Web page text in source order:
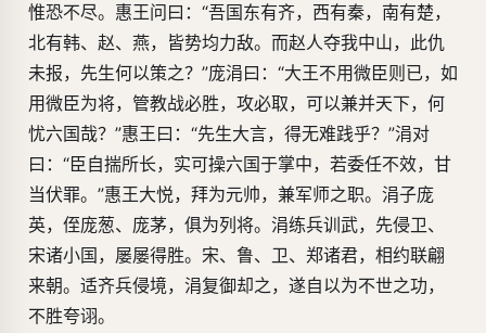
惟恐不尽。惠王问曰：“吾国东有齐，西有秦，南有楚，
北有韩、赵、燕，皆势均力敌。而赵人夺我中山，此仇
未报，先生何以策之？”庞涓曰：“大王不用微臣则已，如
用微臣为将，管教战必胜，攻必取，可以兼并天下，何
忧六国哉？”惠王曰：“先生大言，得无难践乎？”涓对
曰：“臣自揣所长，实可操六国于掌中，若委任不效，甘
当伏罪。”惠王大悦，拜为元帅，兼军师之职。涓子庞
英，侄庞葱、庞茅，俱为列将。涓练兵训武，先侵卫、
宋诸小国，屡屡得胜。宋、鲁、卫、郑诸君，相约联翩
来朝。适齐兵侵境，涓复御却之，遂自以为不世之功，
不胜夸诩。